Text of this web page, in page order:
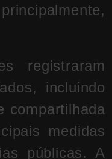
registraram
incluindo
compartilhada
medidas
públicas. A